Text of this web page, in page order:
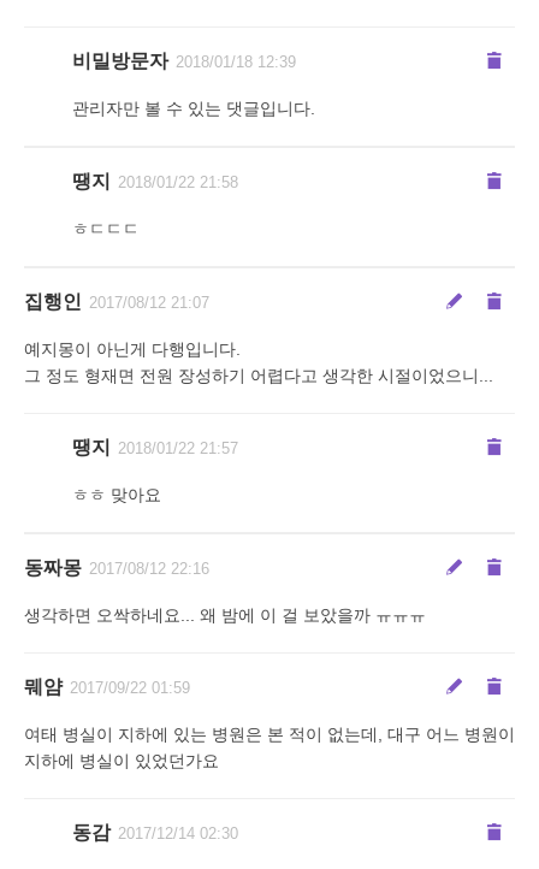
비밀방문자 2018/01/18 12:39
관리자만 볼 수 있는 댓글입니다.
땡지 2018/01/22 21:58
ㅎㄷㄷㄷ
집행인 2017/08/12 21:07
예지몽이 아닌게 다행입니다.
그 정도 형재면 전원 장성하기 어렵다고 생각한 시절이었으니...
땡지 2018/01/22 21:57
ㅎㅎ 맞아요
동짜몽 2017/08/12 22:16
생각하면 오싹하네요... 왜 밤에 이 걸 보았을까 ㅠㅠㅠ
뭬얌 2017/09/22 01:59
여태 병실이 지하에 있는 병원은 본 적이 없는데, 대구 어느 병원이
지하에 병실이 있었던가요
동감 2017/12/14 02:30